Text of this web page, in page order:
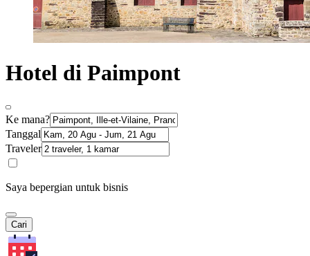
Hotel di Paimpont
Ke mana?
Tanggal
Traveler
Saya bepergian untuk bisnis
Cari